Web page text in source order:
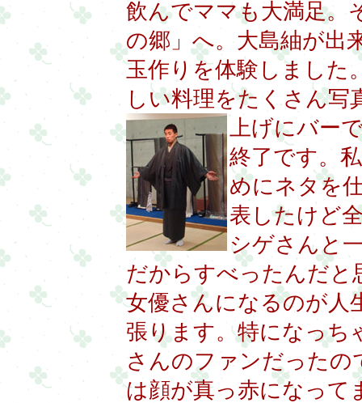
飲んでママも大満足。
の郷」へ。大島紬が出
玉作りを体験しました
しい料理をたくさん写
上げにバー
終了です。
めにネタを
表したけど
シゲさんと
だからすべったんだと
女優さんになるのが人
張ります。特になっち
さんのファンだったの
は顔が真っ赤になって